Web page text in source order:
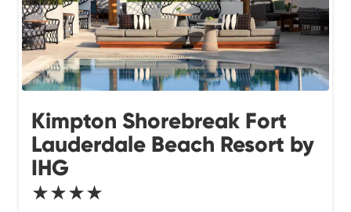
Kimpton Shorebreak Fort
Lauderdale Beach Resort by
IHG
★★★★